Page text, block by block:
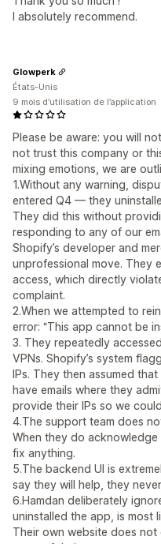
I absolutely recommend.
Please be aware: you will
not trust this company or
mixing emotions, we are
1.Without any warning,
entered Q4 — they
They did this without
responding to any of our
Shopify’s developer and
unprofessional move. They
access, which directly
complaint.
2.When we attempted to
error: “This app cannot be
3. They repeatedly
VPNs. Shopify’s system
IPs. They then assumed
have emails where they
provide their IPs so we
4.The support team does
When they do
fix anything.
5.The backend UI is
say they will help, they
6.Hamdan deliberately
uninstalled the app, is most
Their own website does
Glowperk
États-Unis
9 mois d’utilisation de l’application